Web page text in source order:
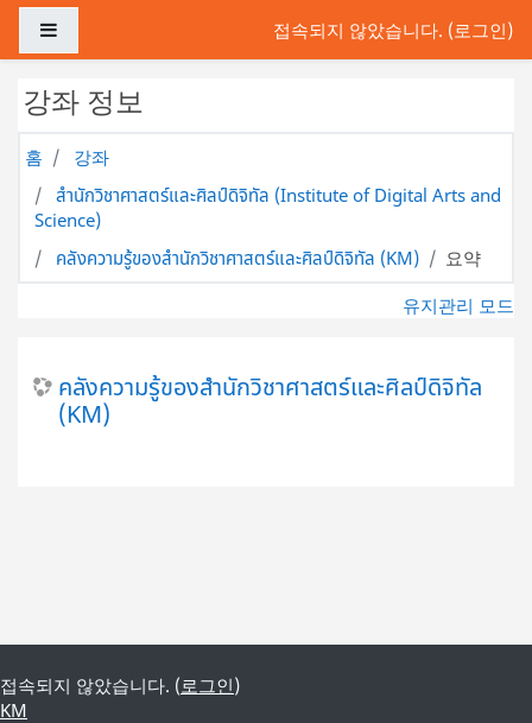
메인 콘텐츠로 건너뛰기
접속되지 않았습니다. (로그인)
강좌 정보
홈
강좌
สำนักวิชาศาสตร์และศิลป์ดิจิทัล (Institute of Digital Arts and
Science)
คลังความรู้ของสำนักวิชาศาสตร์และศิลป์ดิจิทัล (KM)
요약
유지관리 모드
คลังความรู้ของสำนักวิชาศาสตร์และศิลป์ดิจิทัล
(KM)
접속되지 않았습니다. (로그인)
KM